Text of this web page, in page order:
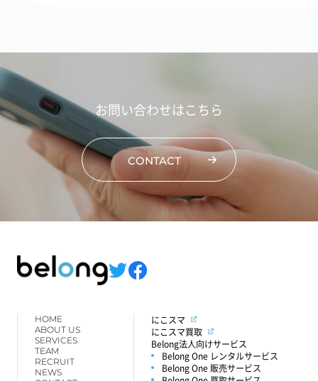
お問い合わせはこちら
CONTACT
HOME
ABOUT US
SERVICES
TEAM
RECRUIT
NEWS
にこスマ
にこスマ買取
Belong法人向けサービス
Belong One レンタルサービス
Belong One 販売サービス